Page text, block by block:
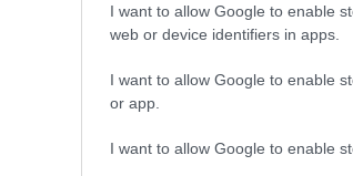
I want to allow Google to enable
web or device identifiers in apps.
I want to allow Google to enable
or app.
I want to allow Google to enable
Vajon ki lesz a
A korszak